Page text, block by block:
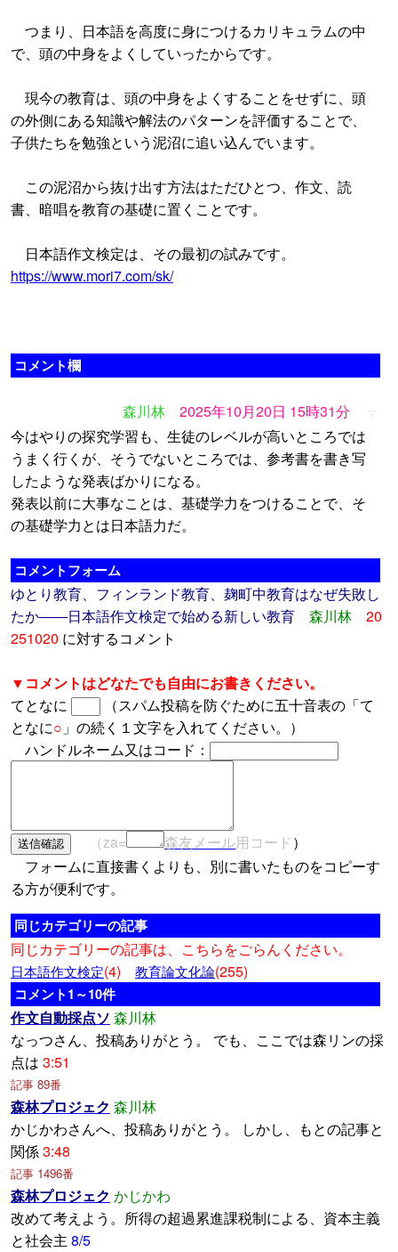
つまり、日本語を高度に身につけるカリキュラムの中
で、頭の中身をよくしていったからです。
現今の教育は、頭の中身をよくすることをせずに、頭
の外側にある知識や解法のパターンを評価することで、
子供たちを勉強という泥沼に追い込んでいます。
この泥沼から抜け出す方法はただひとつ、作文、読
書、暗唱を教育の基礎に置くことです。
日本語作文検定は、その最初の試みです。
https://www.mori7.com/sk/
コメント欄
森川林 2025年10月20日 15時31分 ▽
今はやりの探究学習も、生徒のレベルが高いところでは
うまく行くが、そうでないところでは、参考書を書き写
したような発表ばかりになる。
発表以前に大事なことは、基礎学力をつけることで、そ
の基礎学力とは日本語力だ。
コメントフォーム
ゆとり教育、フィンランド教育、麹町中教育はなぜ失敗し
たか――日本語作文検定で始める新しい教育
森川林
20
251020 に対するコメント
▼コメントはどなたでも自由にお書きください。
てとなに
（スパム投稿を防ぐために五十音表の「て
となに○ 」の続く１文字を入れてください。）
ハンドルネーム又はコード：
（za= 森友メール用コード）
フォームに直接書くよりも、別に書いたものをコピーす
る方が便利です。
同じカテゴリーの記事
同じカテゴリーの記事は、こちらをごらんください。
日本語作文検定(4) 教育論文化論(255)
コメント1～10件
作文自動採点ソ 森川林
なっつさん、投稿ありがとう。 でも、ここでは森リンの採
点は 3:51
記事 89番
森林プロジェク 森川林
かじかわさんへ、投稿ありがとう。 しかし、もとの記事と
関係3:48
記事 1496番
森林プロジェク かじかわ
改めて考えよう。所得の超過累進課税制による、資本主義
と社会主 8/5